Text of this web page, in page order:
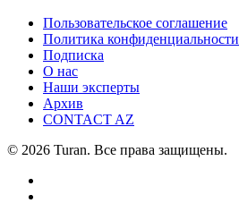
Пользовательское соглашение
Политика конфиденциальности
Подписка
О нас
Наши эксперты
Архив
CONTACT AZ
© 2026 Turan. Все права защищены.